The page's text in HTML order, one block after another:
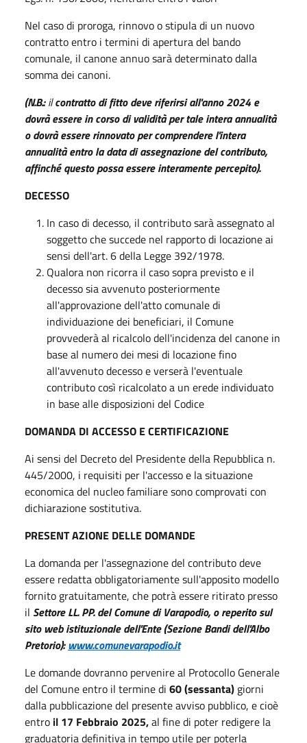
Nel caso di proroga, rinnovo o stipula di un nuovo
contratto entro i termini di apertura del bando
comunale, il canone annuo sarà determinato dalla
somma dei canoni.
(N.B.: il contratto di fitto deve riferirsi all'anno 2024 e
dovrà essere in corso di validità per tale intera annualità
o dovrà essere rinnovato per comprendere l'intera
annualità entro la data di assegnazione del contributo,
affinché questo possa essere interamente percepito).
DECESSO
In caso di decesso, il contributo sarà assegnato al
soggetto che succede nel rapporto di locazione ai
sensi dell'art. 6 della Legge 392/1978.
Qualora non ricorra il caso sopra previsto e il
decesso sia avvenuto posteriormente
all'approvazione dell'atto comunale di
individuazione dei beneficiari, il Comune
provvederà al ricalcolo dell'incidenza del canone in
base al numero dei mesi di locazione fino
all'avvenuto decesso e verserà l'eventuale
contributo così ricalcolato a un erede individuato
in base alle disposizioni del Codice
DOMANDA DI ACCESSO E CERTIFICAZIONE
Ai sensi del Decreto del Presidente della Repubblica n.
445/2000, i requisiti per l'accesso e la situazione
economica del nucleo familiare sono comprovati con
dichiarazione sostitutiva.
PRESENT AZIONE DELLE DOMANDE
La domanda per l'assegnazione del contributo deve
essere redatta obbligatoriamente sull'apposito modello
fornito gratuitamente, che potrà essere ritirato presso
il Settore LL. PP. del Comune di Varapodio, o reperito sul
sito web istituzionale dell'Ente (Sezione Bandi dell'Albo
Pretorio):www.comunevarapodio.it
Le domande dovranno pervenire al Protocollo Generale
del Comune entro il termine di 60(sessanta) giorni
dalla pubblicazione del presente avviso pubblico, e cioè
entro il 17 Febbraio 2025,al fine di poter redigere la
graduatoria definitiva in tempo utile per poterla